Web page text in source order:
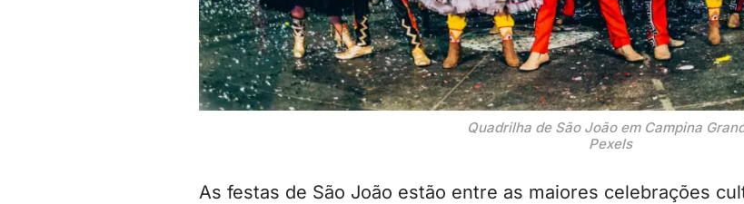
Quadrilha de São João em Campina
Pexels
As festas de São João estão entre as maiores celebrações